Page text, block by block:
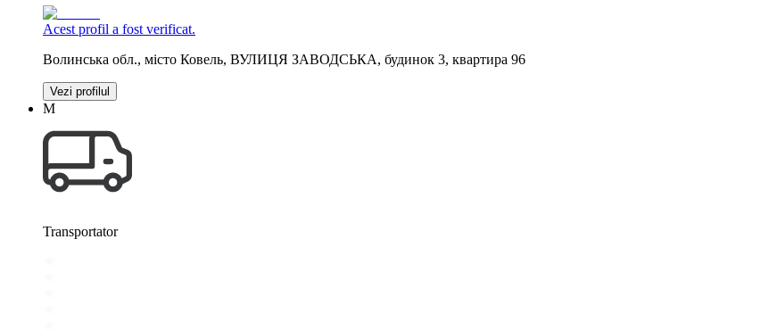
Acest profil a fost verificat.
Волинська обл., місто Ковель, ВУЛИЦЯ ЗАВОДСЬКА, будинок 3, квартира 96
Vezi profilul
М
Transportator